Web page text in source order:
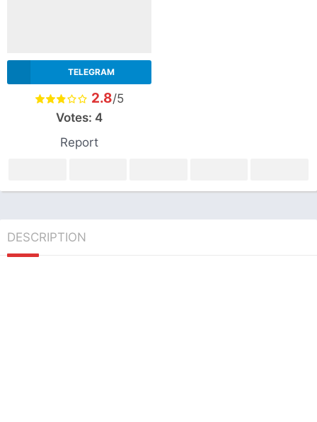
TELEGRAM
2.8/5
Votes: 4
Report
DESCRIPTION